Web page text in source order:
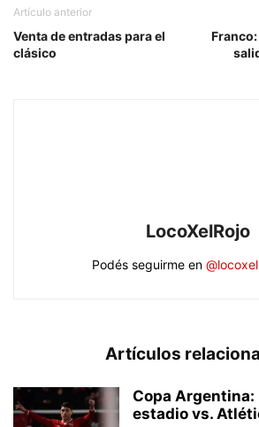
Artículo anterior
Venta de entradas para el
clásico
LocoXelRojo
Podés seguirme en
Artículos
Copa Argentina:
estadio vs.